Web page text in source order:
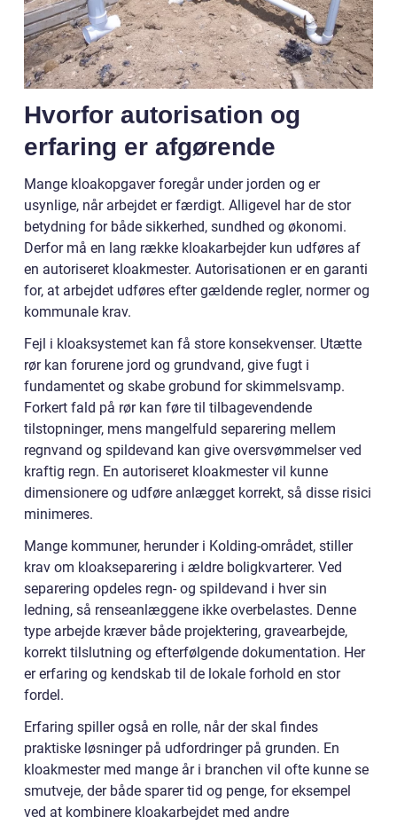
Hvorfor autorisation og
erfaring er afgørende
Mange kloakopgaver foregår under jorden og er
usynlige, når arbejdet er færdigt. Alligevel har de stor
betydning for både sikkerhed, sundhed og økonomi.
Derfor må en lang række kloakarbejder kun udføres af
en autoriseret kloakmester. Autorisationen er en garanti
for, at arbejdet udføres efter gældende regler, normer og
kommunale krav.
Fejl i kloaksystemet kan få store konsekvenser. Utætte
rør kan forurene jord og grundvand, give fugt i
fundamentet og skabe grobund for skimmelsvamp.
Forkert fald på rør kan føre til tilbagevendende
tilstopninger, mens mangelfuld separering mellem
regnvand og spildevand kan give oversvømmelser ved
kraftig regn. En autoriseret kloakmester vil kunne
dimensionere og udføre anlægget korrekt, så disse risici
minimeres.
Mange kommuner, herunder i Kolding-området, stiller
krav om kloakseparering i ældre boligkvarterer. Ved
separering opdeles regn- og spildevand i hver sin
ledning, så renseanlæggene ikke overbelastes. Denne
type arbejde kræver både projektering, gravearbejde,
korrekt tilslutning og efterfølgende dokumentation. Her
er erfaring og kendskab til de lokale forhold en stor
fordel.
Erfaring spiller også en rolle, når der skal findes
praktiske løsninger på udfordringer på grunden. En
kloakmester med mange år i branchen vil ofte kunne se
smutveje, der både sparer tid og penge, for eksempel
ved at kombinere kloakarbejdet med andre